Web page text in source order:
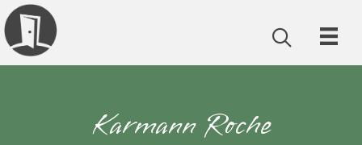
Karmann Roche